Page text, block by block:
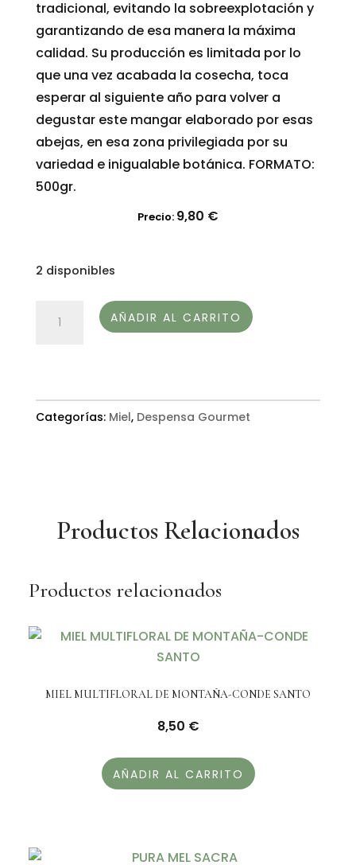
tradicional, evitando la sobreexplotación y
garantizando de esa manera la máxima
calidad. Su producción es limitada por lo
que una vez acabada la cosecha, toca
esperar al siguiente año para volver a
degustar este mangar elaborado por esas
abejas, en esa zona privilegiada por su
variedad e inigualable botánica. FORMATO:
500gr.
Precio: 9,80 €
2 disponibles
ALTA
MONTAÑA-
AÑADIR AL CARRITO
Categorías: Miel, Despensa Gourmet
Productos Relacionados
Productos relacionados
MIEL MULTIFLORAL DE MONTAÑA-CONDE SANTO
8,50 €
AÑADIR AL CARRITO